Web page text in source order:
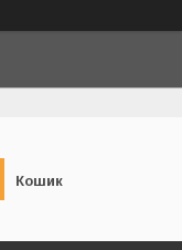
Кошик